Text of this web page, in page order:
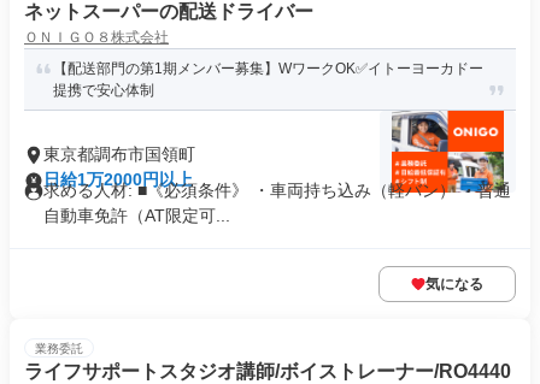
ネットスーパーの配送ドライバー
ＯＮＩＧＯ８株式会社
【配送部門の第1期メンバー募集】WワークOK✅イトーヨーカドー
提携で安心体制
東京都調布市国領町
日給1万2000円以上
求める人材: ■《必須条件》 ・車両持ち込み（軽バン） ・普通
自動車免許（AT限定可...
気になる
業務委託
ライフサポートスタジオ講師/ボイストレーナー/RO4440